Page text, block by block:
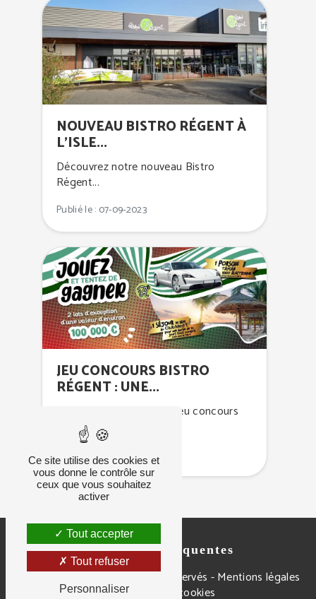
NOUVEAU BISTRO RÉGENT À
L’ISLE...
Découvrez notre nouveau Bistro
Régent...
Publié le : 07-09-2023
JEU CONCOURS BISTRO
RÉGENT : UNE...
C’est le retour du grand jeu concours
Bistro...
Publié le : 07-03-2023
Recherches fréquentes
Vistalid- 2026 - Tous droits réservés -Mentions légales
-Gestion des cookies
Ce site utilise des cookies et
vous donne le contrôle sur
ceux que vous souhaitez
activer
Tout accepter
Tout refuser
Personnaliser